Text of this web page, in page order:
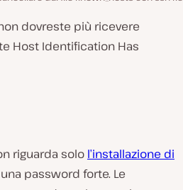
dovreste più ricevere
Host Identification Has
riguarda solo l’installazione di
password forte. Le